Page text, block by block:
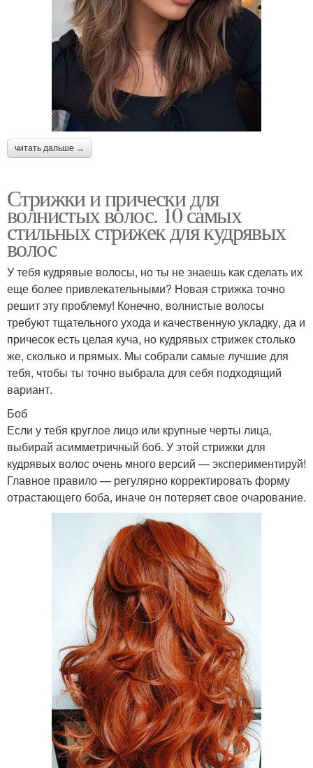
читать дальше →
Стрижки и прически для
волнистых волос. 10 самых
стильных стрижек для кудрявых
волос
У тебя кудрявые волосы, но ты не знаешь как сделать их
еще более привлекательными? Новая стрижка точно
решит эту проблему! Конечно, волнистые волосы
требуют тщательного ухода и качественную укладку, да и
причесок есть целая куча, но кудрявых стрижек столько
же, сколько и прямых. Мы собрали самые лучшие для
тебя, чтобы ты точно выбрала для себя подходящий
вариант.
Боб
Если у тебя круглое лицо или крупные черты лица,
выбирай асимметричный боб. У этой стрижки для
кудрявых волос очень много версий — экспериментируй!
Главное правило — регулярно корректировать форму
отрастающего боба, иначе он потеряет свое очарование.